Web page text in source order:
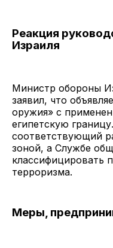
Реакция
Израиля
Министр обороны
заявил, что
оружия» с
египетскую
соответствующий
зоной, а Службе
классифицировать
терроризма.
Меры,